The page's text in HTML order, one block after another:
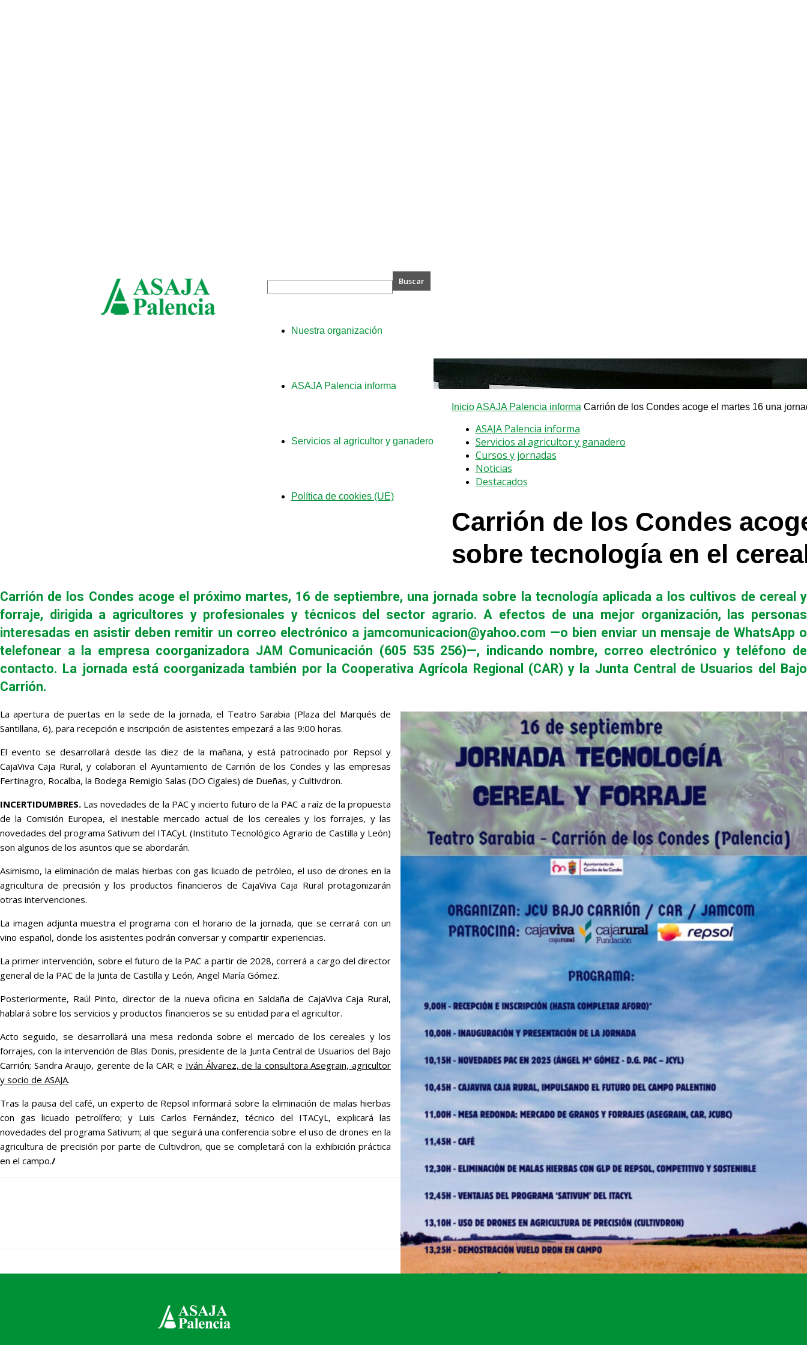
Nuestra organización
ASAJA Palencia informa
Servicios al agricultor y ganadero
Política de cookies (UE)
Inicio ASAJA Palencia informa Carrión de los Condes acoge el martes 16 una
ASAJA Palencia informa
Servicios al agricultor y ganadero
Cursos y jornadas
Noticias
Destacados
Carrión de los Condes
sobre tecnología en el
Carrión de los Condes acoge el próximo martes, 16 de septiembre, una jornada sobre la tecnología aplicada a los cultivos de cereal y
forraje, dirigida a agricultores y profesionales y técnicos del sector agrario. A efectos de una mejor organización, las personas
interesadas en asistir deben remitir un correo electrónico a jamcomunicacion@yahoo.com —o bien enviar un mensaje de WhatsApp o
telefonear a la empresa coorganizadora JAM Comunicación (605 535 256)—, indicando nombre, correo electrónico y teléfono de
contacto. La jornada está coorganizada también por la Cooperativa Agrícola Regional (CAR) y la Junta Central de Usuarios del Bajo
Carrión.
La apertura de puertas en la sede de la jornada, el Teatro Sarabia (Plaza del Marqués de
Santillana, 6), para recepción e inscripción de asistentes empezará a las 9:00 horas.
El evento se desarrollará desde las diez de la mañana, y está patrocinado por Repsol y
CajaViva Caja Rural, y colaboran el Ayuntamiento de Carrión de los Condes y las empresas
Fertinagro, Rocalba, la Bodega Remigio Salas (DO Cigales) de Dueñas, y Cultivdron.
INCERTIDUMBRES. Las novedades de la PAC y incierto futuro de la PAC a raíz de la propuesta
de la Comisión Europea, el inestable mercado actual de los cereales y los forrajes, y las
novedades del programa Sativum del ITACyL (Instituto Tecnológico Agrario de Castilla y León)
son algunos de los asuntos que se abordarán.
Asimismo, la eliminación de malas hierbas con gas licuado de petróleo, el uso de drones en la
agricultura de precisión y los productos financieros de CajaViva Caja Rural protagonizarán
otras intervenciones.
La imagen adjunta muestra el programa con el horario de la jornada, que se cerrará con un
vino español, donde los asistentes podrán conversar y compartir experiencias.
La primer intervención, sobre el futuro de la PAC a partir de 2028, correrá a cargo del director
general de la PAC de la Junta de Castilla y León, Angel María Gómez.
Posteriormente, Raúl Pinto, director de la nueva oficina en Saldaña de CajaViva Caja Rural,
hablará sobre los servicios y productos financieros se su entidad para el agricultor.
Acto seguido, se desarrollará una mesa redonda sobre el mercado de los cereales y los
forrajes, con la intervención de Blas Donis, presidente de la Junta Central de Usuarios del Bajo
Carrión; Sandra Araujo, gerente de la CAR; e Iván Álvarez, de la consultora Asegrain, agricultor
y socio de ASAJA.
Tras la pausa del café, un experto de Repsol informará sobre la eliminación de malas hierbas
con gas licuado petrolífero; y Luis Carlos Fernández, técnico del ITACyL, explicará las
novedades del programa Sativum; al que seguirá una conferencia sobre el uso de drones en la
agricultura de precisión por parte de Cultivdron, que se completará con la exhibición práctica
en el campo./